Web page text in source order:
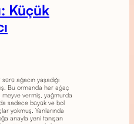
Küçük
ağacın yaşadığı
Bu ormanda her ağaç
vermiş, yağmurda
sadece büyük ve bol
yokmuş. Yanlarında
anayla yeni tanışan